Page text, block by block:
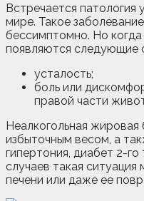
Встречается патология
мире. Такое
бессимптомно. Но
появляются следующие
усталость;
боль или
правой части
Неалкогольная жировая
избыточным весом, а
гипертония, диабет 2-
случаев такая
печени или даже ее